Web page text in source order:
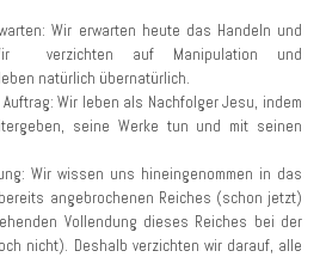
Wir erwarten heute das Handeln und
verzichten auf Manipulation und
natürlich übernatürlich.
Wir leben als Nachfolger Jesu, indem
seine Werke tun und mit seinen
Wir wissen uns hineingenommen in das
angebrochenen Reiches (schon jetzt)
Vollendung dieses Reiches bei der
nicht). Deshalb verzichten wir darauf, alle